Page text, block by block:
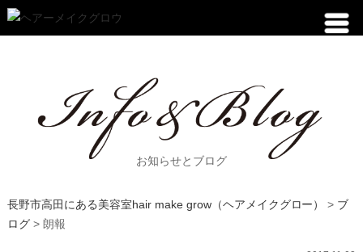
お知らせとブログ
長野市高田にある美容室hair make grow（ヘアメイクグロー） > ブ
ログ> 朗報